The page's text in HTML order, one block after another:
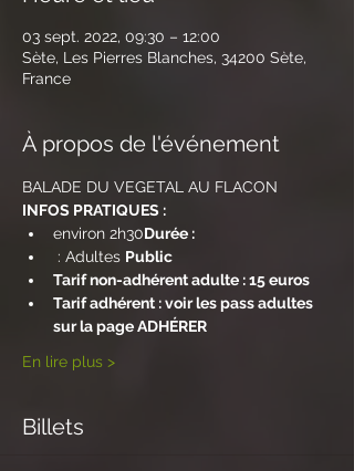
03 sept. 2022, 09:30 – 12:00
Sète, Les Pierres Blanches, 34200 Sète,
France
À propos de l'événement
BALADE DU VEGETAL AU FLACON
INFOS PRATIQUES :
environ 2h30Durée :
: Adultes Public
Tarif non-adhérent adulte : 15 euros
Tarif adhérent : voir les pass adultes
sur la page ADHÉRER
En lire plus >
Billets